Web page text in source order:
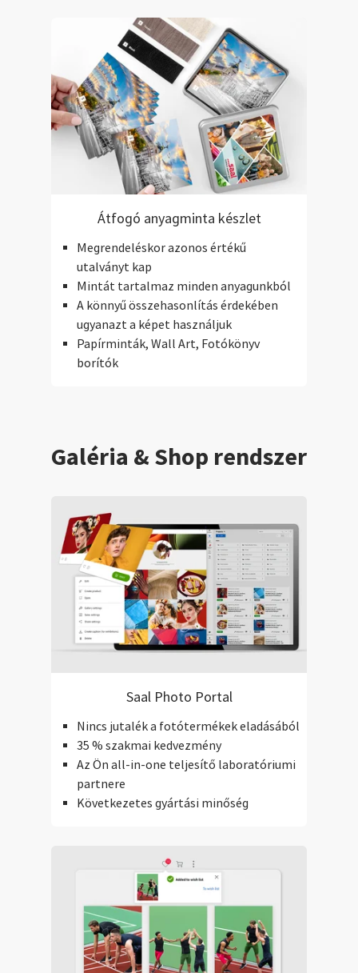
Átfogó anyagminta készlet
Megrendeléskor azonos értékű
utalványt kap
Mintát tartalmaz minden anyagunkból
A könnyű összehasonlítás érdekében
ugyanazt a képet használjuk
Papírminták, Wall Art, Fotókönyv
borítók
Galéria & Shop rendszer
Saal Photo Portal
Nincs jutalék a fotótermékek eladásából
35 % szakmai kedvezmény
Az Ön all-in-one teljesítő laboratóriumi
partnere
Következetes gyártási minőség